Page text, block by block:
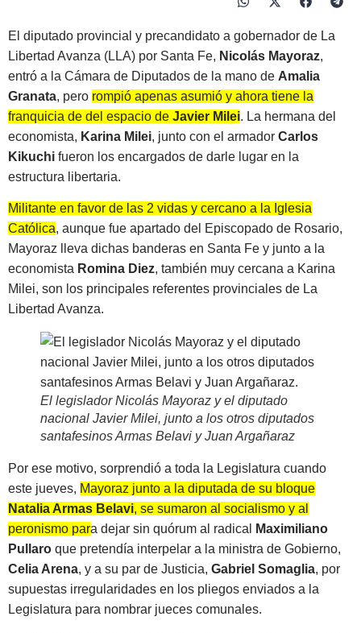
El diputado provincial y precandidato a gobernador de La
Libertad Avanza (LLA) por Santa Fe, Nicolás Mayoraz,
entró a la Cámara de Diputados de la mano de Amalia
Granata, pero rompió apenas asumió y ahora tiene la
franquicia de del espacio de Javier Milei. La hermana del
economista, Karina Milei, junto con el armador Carlos
Kikuchi fueron los encargados de darle lugar en la
estructura libertaria.
Militante en favor de las 2 vidas y cercano a la Iglesia
Católica, aunque fue apartado del Episcopado de Rosario,
Mayoraz lleva dichas banderas en Santa Fe y junto a la
economista Romina Diez, también muy cercana a Karina
Milei, son los principales referentes provinciales de La
Libertad Avanza.
El legislador Nicolás Mayoraz y el diputado
nacional Javier Milei, junto a los otros diputados
santafesinos Armas Belavi y Juan Argañaraz
Por ese motivo, sorprendió a toda la Legislatura cuando
este jueves, Mayoraz junto a la diputada de su bloque
Natalia Armas Belavi, se sumaron al socialismo y al
peronismo para dejar sin quórum al radical
Maximiliano
Pullaro que pretendía interpelar a la ministra de Gobierno,
Celia Arena, y a su par de Justicia, Gabriel Somaglia, por
supuestas irregularidades en los pliegos enviados a la
Legislatura para nombrar jueces comunales.